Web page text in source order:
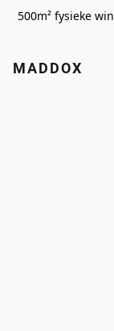
500m² fysieke
MADDOX